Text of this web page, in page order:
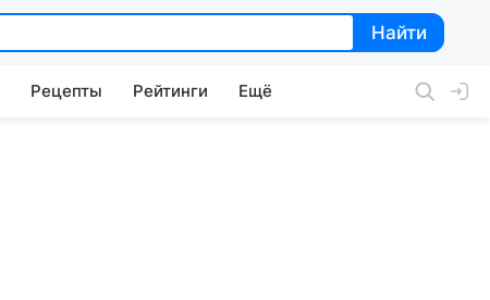
Найти
Найти
Рецепты Рейтинги Ещё